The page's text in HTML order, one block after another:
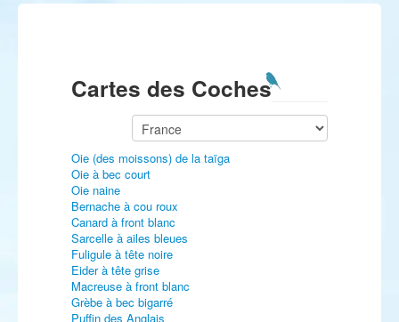
Cartes des Coches
Oie (des moissons) de la taïga
Oie à bec court
Oie naine
Bernache à cou roux
Canard à front blanc
Sarcelle à ailes bleues
Fuligule à tête noire
Eider à tête grise
Macreuse à front blanc
Grèbe à bec bigarré
Puffin des Anglais